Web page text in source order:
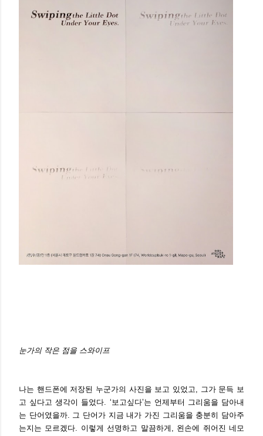
눈가의 작은 점을 스와이프
나는 핸드폰에 저장된 누군가의 사진을 보고 있었고, 그가 문득 보
고 싶다고 생각이 들었다. ‘보고싶다’는 언제부터 그리움을 담아내
는 단어였을까. 그 단어가 지금 내가 가진 그리움을 충분히 담아주
는지는 모르겠다. 이렇게 선명하고 말끔하게, 왼손에 쥐어진 네모